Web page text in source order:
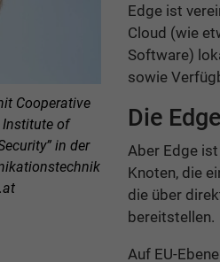
Cooperative
Institute of
in der
Edge ist
Cloud (wie
Software)
sowie
Die
Aber Edge
Knoten, die
die über
bereitstellen.
Auf EU-